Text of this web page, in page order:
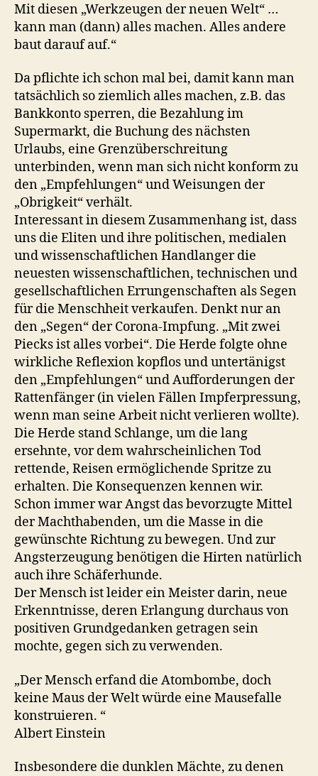
Mit diesen „Werkzeugen der neuen Welt“ …
kann man (dann) alles machen. Alles andere
baut darauf auf.“
Da pflichte ich schon mal bei, damit kann man
tatsächlich so ziemlich alles machen, z.B. das
Bankkonto sperren, die Bezahlung im
Supermarkt, die Buchung des nächsten
Urlaubs, eine Grenzüberschreitung
unterbinden, wenn man sich nicht konform zu
den „Empfehlungen“ und Weisungen der
„Obrigkeit“ verhält.
Interessant in diesem Zusammenhang ist, dass
uns die Eliten und ihre politischen, medialen
und wissenschaftlichen Handlanger die
neuesten wissenschaftlichen, technischen und
gesellschaftlichen Errungenschaften als Segen
für die Menschheit verkaufen. Denkt nur an
den „Segen“ der Corona-Impfung. „Mit zwei
Piecks ist alles vorbei“. Die Herde folgte ohne
wirkliche Reflexion kopflos und untertänigst
den „Empfehlungen“ und Aufforderungen der
Rattenfänger (in vielen Fällen Impferpressung,
wenn man seine Arbeit nicht verlieren wollte).
Die Herde stand Schlange, um die lang
ersehnte, vor dem wahrscheinlichen Tod
rettende, Reisen ermöglichende Spritze zu
erhalten. Die Konsequenzen kennen wir.
Schon immer war Angst das bevorzugte Mittel
der Machthabenden, um die Masse in die
gewünschte Richtung zu bewegen. Und zur
Angsterzeugung benötigen die Hirten natürlich
auch ihre Schäferhunde.
Der Mensch ist leider ein Meister darin, neue
Erkenntnisse, deren Erlangung durchaus von
positiven Grundgedanken getragen sein
mochte, gegen sich zu verwenden.
„Der Mensch erfand die Atombombe, doch
keine Maus der Welt würde eine Mausefalle
konstruieren. “
Albert Einstein
Insbesondere die dunklen Mächte, zu denen